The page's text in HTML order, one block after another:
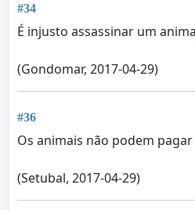
#34
É injusto assassinar um
(Gondomar, 2017-04-29)
#36
Os animais não podem
(Setubal, 2017-04-29)